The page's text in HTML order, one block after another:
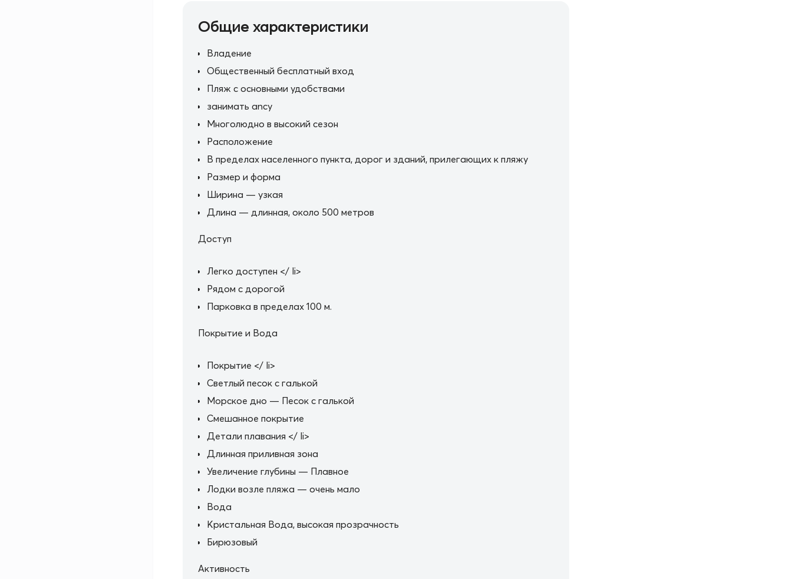
Общие характеристики
Владение
Общественный бесплатный вход
Пляж с основными удобствами
занимать ancy
Многолюдно в высокий сезон
Расположение
В пределах населенного пункта, дорог и зданий, прилегающих к пляжу
Размер и форма
Ширина — узкая
Длина — длинная, около 500 метров
Доступ
Легко доступен </ li>
Рядом с дорогой
Парковка в пределах 100 м.
Покрытие и Вода
Покрытие </ li>
Светлый песок с галькой
Морское дно — Песок с галькой
Смешанное покрытие
Детали плавания </ li>
Длинная приливная зона
Увеличение глубины — Плавное
Лодки возле пляжа — очень мало
Вода
Кристальная Вода, высокая прозрачность
Бирюзовый
Активность